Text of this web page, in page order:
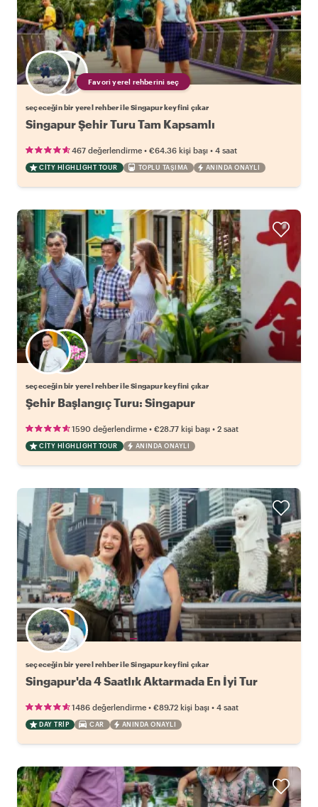
Favori yerel rehberini seç
seçeceğin bir yerel rehber ile Singapur keyfini çıkar
Singapur Şehir Turu Tam Kapsamlı
467 değerlendirme • €64.36 kişi başı • 4 saat
CITY HIGHLIGHT TOUR TOPLU TAŞIMA ANINDA ONAYLI
Favori yerel rehberini seç
seçeceğin bir yerel rehber ile Singapur keyfini çıkar
Şehir Başlangıç Turu: Singapur
1590 değerlendirme • €28.77 kişi başı • 2 saat
CITY HIGHLIGHT TOUR ANINDA ONAYLI
Favori yerel rehberini seç
seçeceğin bir yerel rehber ile Singapur keyfini çıkar
Singapur'da 4 Saatlık Aktarmada En İyi Tur
1486 değerlendirme • €89.72 kişi başı • 4 saat
DAY TRIP CAR ANINDA ONAYLI